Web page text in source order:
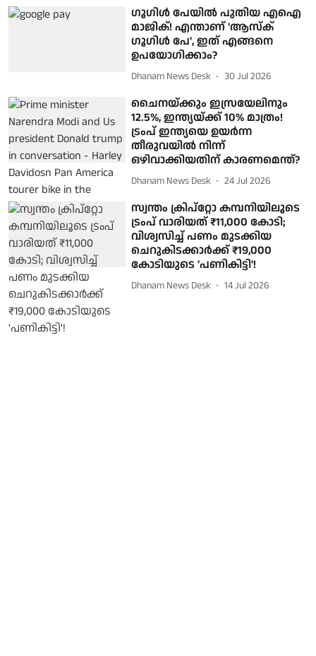
ഗൂഗിൾ പേയിൽ പുതിയ എഐ
മാജിക്! എന്താണ് 'ആസ്ക്
ഗൂഗിൾ പേ', ഇത് എങ്ങനെ
ഉപയോഗിക്കാം?
Dhanam News Desk 30 Jul 2026
ചൈനയ്ക്കും ഇസ്രയേലിനും
12.5%, ഇന്ത്യയ്ക്ക് 10% മാത്രം!
ട്രംപ് ഇന്ത്യയെ ഉയര്‍ന്ന
തീരുവയില്‍ നിന്ന്
ഒഴിവാക്കിയതിന് കാരണമെന്ത്?
Dhanam News Desk 24 Jul 2026
സ്വന്തം ക്രിപ്‌റ്റോ കമ്പനിയിലൂടെ
ട്രംപ് വാരിയത് ₹11,000 കോടി;
വിശ്വസിച്ച് പണം മുടക്കിയ
ചെറുകിടക്കാര്‍ക്ക് ₹19,000
കോടിയുടെ 'പണികിട്ടി'!
Dhanam News Desk 14 Jul 2026